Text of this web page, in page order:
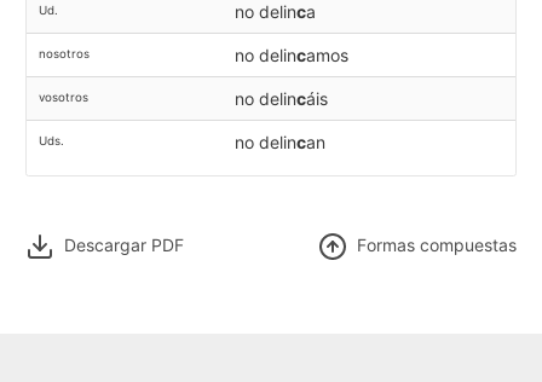
Ud. no delinca
nosotros no delincamos
vosotros no delincáis
Uds. no delincan
Descargar PDF Formas compuestas